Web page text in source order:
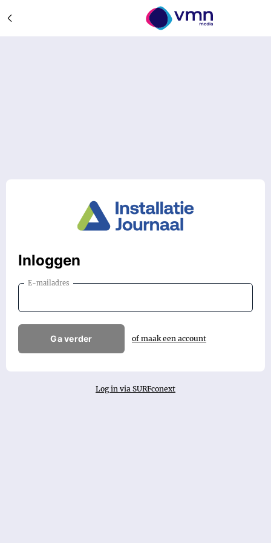
Inloggen
E-mailadres
Ga verder of maak een account
Log in via SURFconext